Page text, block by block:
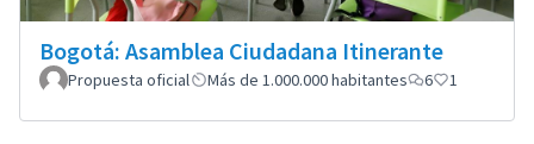
Bogotá: Asamblea Ciudadana Itinerante
Propuesta oficial Más de 1.000.000 habitantes 6 1